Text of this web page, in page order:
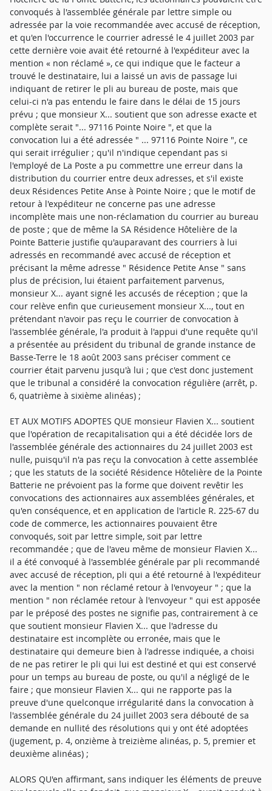
convoqués à l'assemblée générale par lettre simple ou
adressée par la voie recommandée avec accusé de réception,
et qu'en l'occurrence le courrier adressé le 4 juillet 2003 par
cette dernière voie avait été retourné à l'expéditeur avec la
mention « non réclamé », ce qui indique que le facteur a
trouvé le destinataire, lui a laissé un avis de passage lui
indiquant de retirer le pli au bureau de poste, mais que
celui-ci n'a pas entendu le faire dans le délai de 15 jours
prévu ; que monsieur X... soutient que son adresse exacte et
complète serait "... 97116 Pointe Noire ", et que la
convocation lui a été adressée " ... 97116 Pointe Noire ", ce
qui serait irrégulier ; qu'il n'indique cependant pas si
l'employé de La Poste a pu commettre une erreur dans la
distribution du courrier entre deux adresses, et s'il existe
deux Résidences Petite Anse à Pointe Noire ; que le motif de
retour à l'expéditeur ne concerne pas une adresse
incomplète mais une non-réclamation du courrier au bureau
de poste ; que de même la SA Résidence Hôtelière de la
Pointe Batterie justifie qu'auparavant des courriers à lui
adressés en recommandé avec accusé de réception et
précisant la même adresse " Résidence Petite Anse " sans
plus de précision, lui étaient parfaitement parvenus,
monsieur X... ayant signé les accusés de réception ; que la
cour relève enfin que curieusement monsieur X..., tout en
prétendant n'avoir pas reçu le courrier de convocation à
l'assemblée générale, l'a produit à l'appui d'une requête qu'il
a présentée au président du tribunal de grande instance de
Basse-Terre le 18 août 2003 sans préciser comment ce
courrier était parvenu jusqu'à lui ; que c'est donc justement
que le tribunal a considéré la convocation régulière (arrêt, p.
6, quatrième à sixième alinéas) ;
ET AUX MOTIFS ADOPTES QUE monsieur Flavien X... soutient
que l'opération de recapitalisation qui a été décidée lors de
l'assemblée générale des actionnaires du 24 juillet 2003 est
nulle, puisqu'il n'a pas reçu la convocation à cette assemblée
; que les statuts de la société Résidence Hôtelière de la Pointe
Batterie ne prévoient pas la forme que doivent revêtir les
convocations des actionnaires aux assemblées générales, et
qu'en conséquence, et en application de l'article R. 225-67 du
code de commerce, les actionnaires pouvaient être
convoqués, soit par lettre simple, soit par lettre
recommandée ; que de l'aveu même de monsieur Flavien X...
il a été convoqué à l'assemblée générale par pli recommandé
avec accusé de réception, pli qui a été retourné à l'expéditeur
avec la mention " non réclamé retour à l'envoyeur " ; que la
mention " non réclamée retour à l'envoyeur " qui est apposée
par le préposé des postes ne signifie pas, contrairement à ce
que soutient monsieur Flavien X... que l'adresse du
destinataire est incomplète ou erronée, mais que le
destinataire qui demeure bien à l'adresse indiquée, a choisi
de ne pas retirer le pli qui lui est destiné et qui est conservé
pour un temps au bureau de poste, ou qu'il a négligé de le
faire ; que monsieur Flavien X... qui ne rapporte pas la
preuve d'une quelconque irrégularité dans la convocation à
l'assemblée générale du 24 juillet 2003 sera débouté de sa
demande en nullité des résolutions qui y ont été adoptées
(jugement, p. 4, onzième à treizième alinéas, p. 5, premier et
deuxième alinéas) ;
ALORS QU'en affirmant, sans indiquer les éléments de preuve